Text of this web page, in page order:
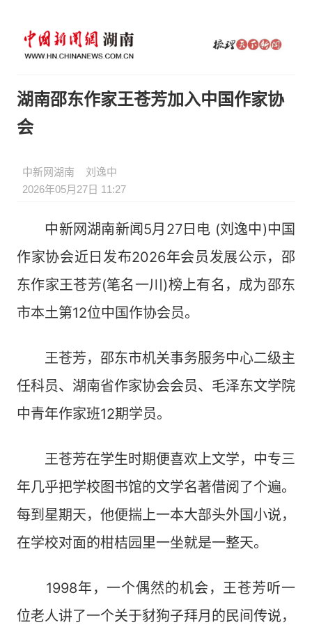
湖南邵东作家王苍芳加入中国作家协
会
中新网湖南
刘逸中
2026年05月27日 11:27
中新网湖南新闻5月27日电 (刘逸中)中国
作家协会近日发布2026年会员发展公示，邵
东作家王苍芳(笔名一川)榜上有名，成为邵东
市本土第12位中国作协会员。
王苍芳，邵东市机关事务服务中心二级主
任科员、湖南省作家协会会员、毛泽东文学院
中青年作家班12期学员。
王苍芳在学生时期便喜欢上文学，中专三
年几乎把学校图书馆的文学名著借阅了个遍。
每到星期天，他便揣上一本大部头外国小说，
在学校对面的柑桔园里一坐就是一整天。
1998年，一个偶然的机会，王苍芳听一
位老人讲了一个关于豺狗子拜月的民间传说，